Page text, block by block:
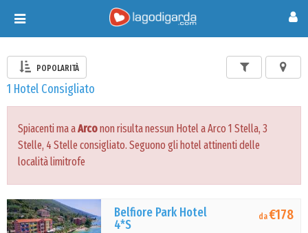
Toggle
navigation
POPOLARITÀ
1 Hotel Consigliato
Spiacenti ma aArconon risulta nessun Hotel a Arco 1 Stella, 3
Stelle, 4 Stelle consigliato. Seguono gli hotel attinenti delle
località limitrofe
Belfiore Park Hotel
4*S
da€178